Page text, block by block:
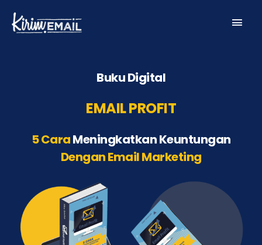
content
Main
Buku Digital
EMAIL PROFIT
5 CaraMeningkatkan Keuntungan
Dengan Email Marketing